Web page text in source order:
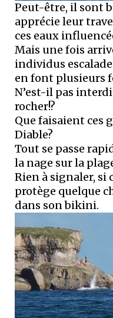
Peut-être, il sont
apprécie leur
ces eaux
Mais une fois
individus
en font plusieurs
N’est-il pas
rocher!?
Que faisaient ces
Diable?
Tout se passe
la nage sur la
Rien à signaler, si
protège quelque
dans son bikini.